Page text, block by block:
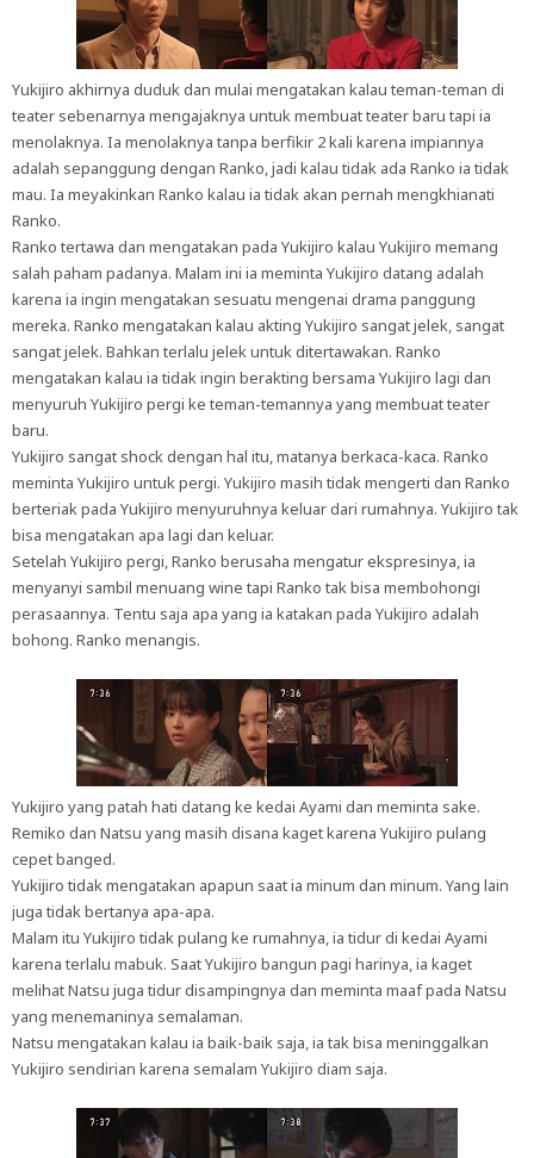
Yukijiro akhirnya duduk dan mulai mengatakan kalau teman-teman di
teater sebenarnya mengajaknya untuk membuat teater baru tapi ia
menolaknya. Ia menolaknya tanpa berfikir 2 kali karena impiannya
adalah sepanggung dengan Ranko, jadi kalau tidak ada Ranko ia tidak
mau. Ia meyakinkan Ranko kalau ia tidak akan pernah mengkhianati
Ranko.
Ranko tertawa dan mengatakan pada Yukijiro kalau Yukijiro memang
salah paham padanya. Malam ini ia meminta Yukijiro datang adalah
karena ia ingin mengatakan sesuatu mengenai drama panggung
mereka. Ranko mengatakan kalau akting Yukijiro sangat jelek, sangat
sangat jelek. Bahkan terlalu jelek untuk ditertawakan. Ranko
mengatakan kalau ia tidak ingin berakting bersama Yukijiro lagi dan
menyuruh Yukijiro pergi ke teman-temannya yang membuat teater
baru.
Yukijiro sangat shock dengan hal itu, matanya berkaca-kaca. Ranko
meminta Yukijiro untuk pergi. Yukijiro masih tidak mengerti dan Ranko
berteriak pada Yukijiro menyuruhnya keluar dari rumahnya. Yukijiro tak
bisa mengatakan apa lagi dan keluar.
Setelah Yukijiro pergi, Ranko berusaha mengatur ekspresinya, ia
menyanyi sambil menuang wine tapi Ranko tak bisa membohongi
perasaannya. Tentu saja apa yang ia katakan pada Yukijiro adalah
bohong. Ranko menangis.
Yukijiro yang patah hati datang ke kedai Ayami dan meminta sake.
Remiko dan Natsu yang masih disana kaget karena Yukijiro pulang
cepet banged.
Yukijiro tidak mengatakan apapun saat ia minum dan minum. Yang lain
juga tidak bertanya apa-apa.
Malam itu Yukijiro tidak pulang ke rumahnya, ia tidur di kedai Ayami
karena terlalu mabuk. Saat Yukijiro bangun pagi harinya, ia kaget
melihat Natsu juga tidur disampingnya dan meminta maaf pada Natsu
yang menemaninya semalaman.
Natsu mengatakan kalau ia baik-baik saja, ia tak bisa meninggalkan
Yukijiro sendirian karena semalam Yukijiro diam saja.